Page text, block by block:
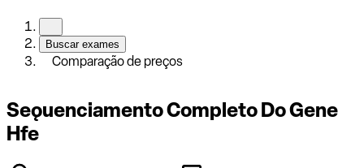
Buscar exames
Comparação de preços
Seǫuenciamento Completo Do Gene
Hfe